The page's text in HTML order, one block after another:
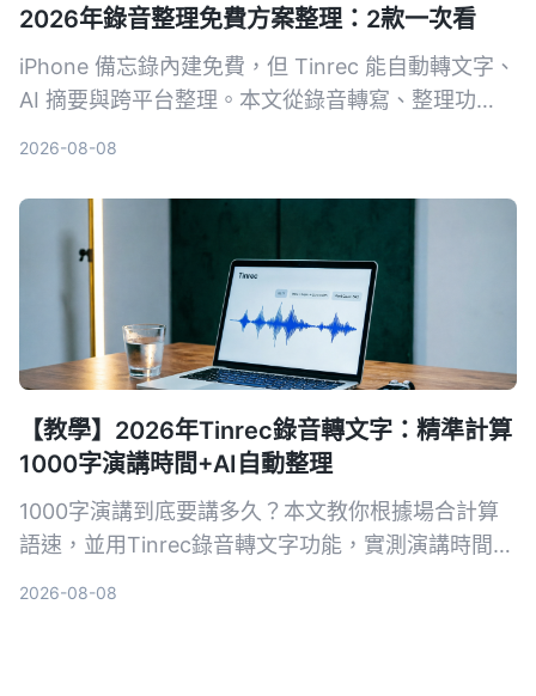
2026年錄音整理免費方案整理：2款一次看
iPhone 備忘錄內建免費，但 Tinrec 能自動轉文字、
AI 摘要與跨平台整理。本文從錄音轉寫、整理功
2026-08-08
【教學】2026年Tinrec錄音轉文字：精準計算
1000字演講時間+AI自動整理
1000字演講到底要講多久？本文教你根據場合計算
語速，並用Tinrec錄音轉文字功能，實測演講時間、
2026-08-08